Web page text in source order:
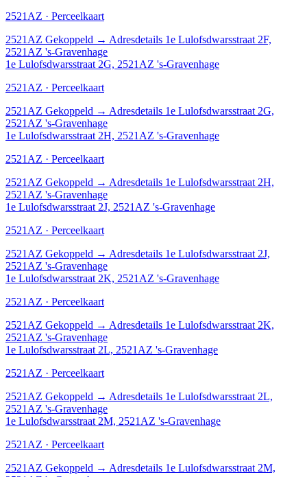
2521AZ · Perceelkaart
2521AZ Gekoppeld → Adresdetails 1e Lulofsdwarsstraat 2F,
2521AZ 's-Gravenhage
1e Lulofsdwarsstraat 2G, 2521AZ 's-Gravenhage
2521AZ · Perceelkaart
2521AZ Gekoppeld → Adresdetails 1e Lulofsdwarsstraat 2G,
2521AZ 's-Gravenhage
1e Lulofsdwarsstraat 2H, 2521AZ 's-Gravenhage
2521AZ · Perceelkaart
2521AZ Gekoppeld → Adresdetails 1e Lulofsdwarsstraat 2H,
2521AZ 's-Gravenhage
1e Lulofsdwarsstraat 2J, 2521AZ 's-Gravenhage
2521AZ · Perceelkaart
2521AZ Gekoppeld → Adresdetails 1e Lulofsdwarsstraat 2J,
2521AZ 's-Gravenhage
1e Lulofsdwarsstraat 2K, 2521AZ 's-Gravenhage
2521AZ · Perceelkaart
2521AZ Gekoppeld → Adresdetails 1e Lulofsdwarsstraat 2K,
2521AZ 's-Gravenhage
1e Lulofsdwarsstraat 2L, 2521AZ 's-Gravenhage
2521AZ · Perceelkaart
2521AZ Gekoppeld → Adresdetails 1e Lulofsdwarsstraat 2L,
2521AZ 's-Gravenhage
1e Lulofsdwarsstraat 2M, 2521AZ 's-Gravenhage
2521AZ · Perceelkaart
2521AZ Gekoppeld → Adresdetails 1e Lulofsdwarsstraat 2M,